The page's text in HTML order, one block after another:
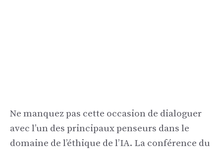
Ne manquez pas cette occasion de dialoguer
avec l’un des principaux penseurs dans le
domaine de l’éthique de l’IA. La conférence du